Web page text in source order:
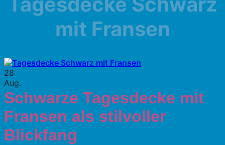
mit Fransen
28
Aug.
Schwarze Tagesdecke mit
Fransen als stilvoller
Blickfang